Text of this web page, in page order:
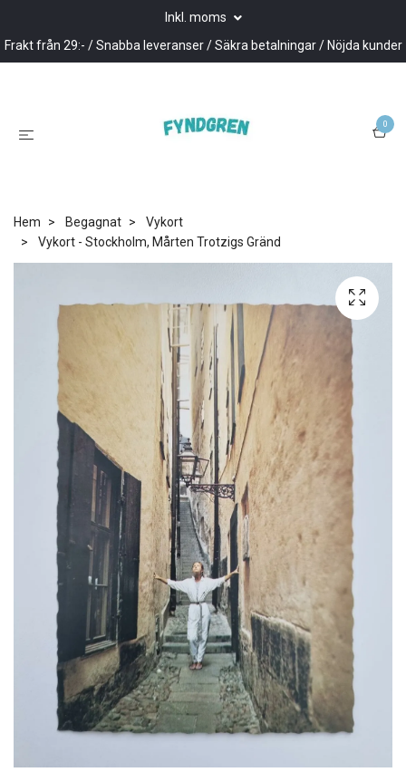
Inkl. moms
Frakt från 29:- / Snabba leveranser / Säkra betalningar / Nöjda kunder
0
Hem Begagnat
Vykort
Vykort - Stockholm, Mårten Trotzigs Gränd